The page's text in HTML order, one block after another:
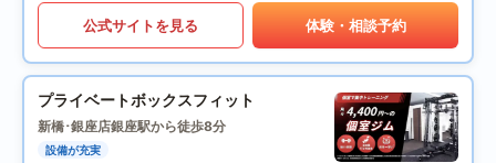
公式サイトを見る 体験・相談予約
プライベートボックスフィット
新橋･銀座店銀座駅から徒歩8分
設備が充実